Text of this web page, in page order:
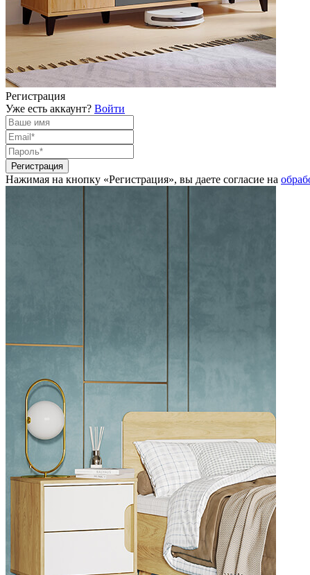
Регистрация
Уже есть аккаунт? Войти
Нажимая на кнопку «Регистрация», вы даете согласие на